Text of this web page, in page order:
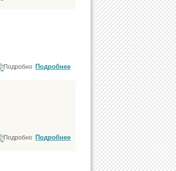
Подробнее
Подробнее